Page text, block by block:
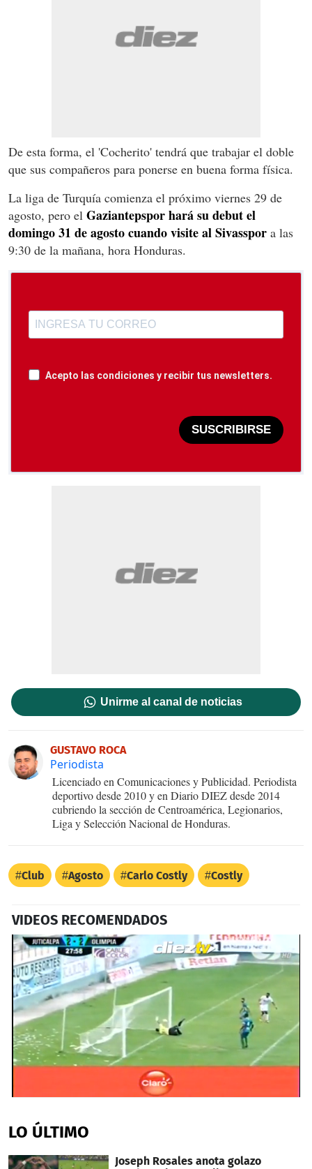
De esta forma, el 'Cocherito' tendrá que trabajar el doble
que sus compañeros para ponerse en buena forma física.
La liga de Turquía comienza el próximo viernes 29 de
agosto, pero el Gaziantepspor hará su debut el
domingo 31 de agosto cuando visite al Sivasspor a las
9:30 de la mañana, hora Honduras.
Acepto las condiciones y recibir tus newsletters.
SUSCRIBIRSE
Unirme al canal de noticias
GUSTAVO ROCA
Periodista
Licenciado en Comunicaciones y Publicidad. Periodista
deportivo desde 2010 y en Diario DIEZ desde 2014
cubriendo la sección de Centroamérica, Legionarios,
Liga y Selección Nacional de Honduras.
Club Agosto Carlo Costly Costly
VIDEOS RECOMENDADOS
of
33
LO ÚLTIMO
Joseph Rosales anota golazo